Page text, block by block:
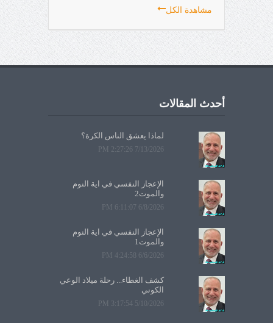
مشاهدة الكل
أحدث المقالات
لماذا يعشق الناس الكرة؟
7/13/2026 2:27:26 PM
الإعجاز النفسي في آية النوم
والموت2
6/8/2026 6:11:07 PM
الإعجاز النفسي في آية النوم
والموت1
6/6/2026 4:24:58 PM
كشف الغطاء... رحلة ميلاد الوعي
الكوني
5/10/2026 3:17:54 PM